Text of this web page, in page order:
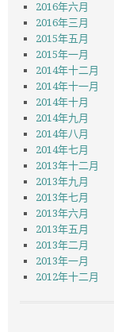
2016年六月
2016年三月
2015年五月
2015年一月
2014年十二月
2014年十一月
2014年十月
2014年九月
2014年八月
2014年七月
2013年十二月
2013年九月
2013年七月
2013年六月
2013年五月
2013年二月
2013年一月
2012年十二月